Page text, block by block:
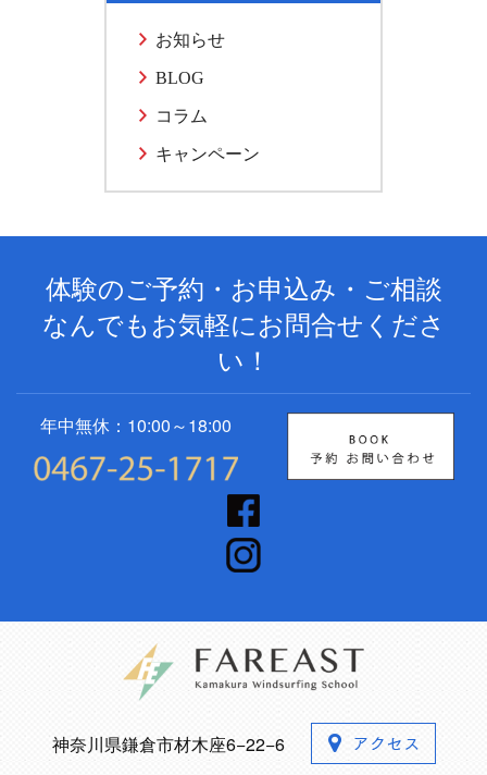
お知らせ
BLOG
コラム
キャンペーン
体験のご予約・お申込み・ご相談
なんでもお気軽にお問合せくださ
い！
年中無休：10:00～18:00
神奈川県鎌倉市材木座6−22−6